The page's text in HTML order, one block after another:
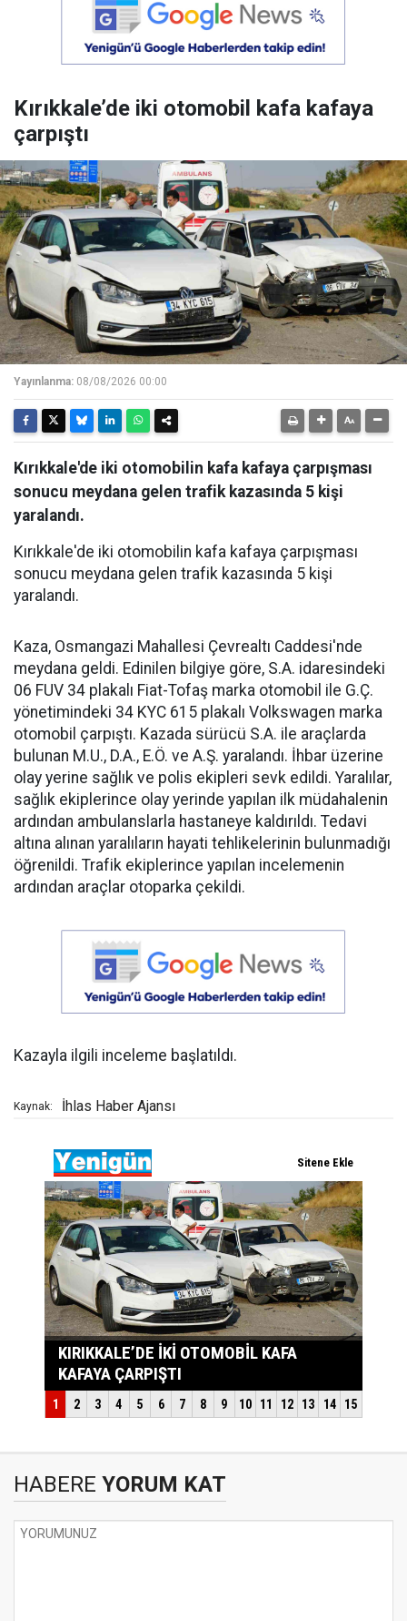
Kırıkkale’de iki otomobil kafa kafaya
çarpıştı
Yayınlanma: 08/08/2026 00:00
Kırıkkale'de iki otomobilin kafa kafaya çarpışması
sonucu meydana gelen trafik kazasında 5 kişi
yaralandı.
Kırıkkale'de iki otomobilin kafa kafaya çarpışması
sonucu meydana gelen trafik kazasında 5 kişi
yaralandı.
Kaza, Osmangazi Mahallesi Çevrealtı Caddesi'nde
meydana geldi. Edinilen bilgiye göre, S.A. idaresindeki
06 FUV 34 plakalı Fiat-Tofaş marka otomobil ile G.Ç.
yönetimindeki 34 KYC 615 plakalı Volkswagen marka
otomobil çarpıştı. Kazada sürücü S.A. ile araçlarda
bulunan M.U., D.A., E.Ö. ve A.Ş. yaralandı. İhbar üzerine
olay yerine sağlık ve polis ekipleri sevk edildi. Yaralılar,
sağlık ekiplerince olay yerinde yapılan ilk müdahalenin
ardından ambulanslarla hastaneye kaldırıldı. Tedavi
altına alınan yaralıların hayati tehlikelerinin bulunmadığı
öğrenildi. Trafik ekiplerince yapılan incelemenin
ardından araçlar otoparka çekildi.
Kazayla ilgili inceleme başlatıldı.
Kaynak: İhlas Haber Ajansı
HABERE YORUM KAT